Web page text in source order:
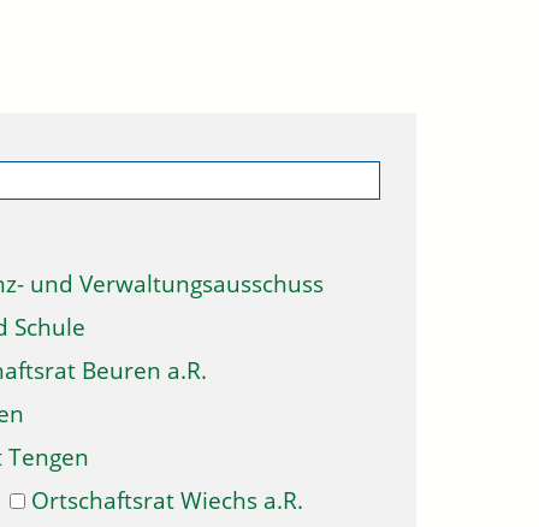
und Verwaltungsausschuss
Schule
Beuren a.R.
Ortschaftsrat Wiechs a.R.